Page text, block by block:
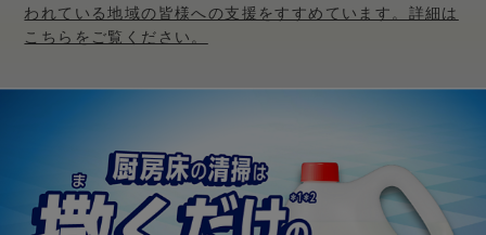
われている地域の皆様への支援をすすめています。詳細は
こちらをご覧ください。